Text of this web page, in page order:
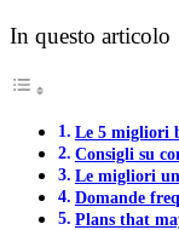
In questo articolo
Le 5 migliori
Consigli su
Le migliori
Domande
Plans that